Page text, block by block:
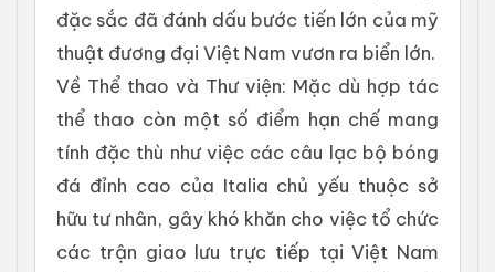
đặc sắc đã đánh dấu bước tiến lớn của mỹ
thuật đương đại Việt Nam vươn ra biển lớn.
Về Thể thao và Thư viện: Mặc dù hợp tác
thể thao còn một số điểm hạn chế mang
tính đặc thù như việc các câu lạc bộ bóng
đá đỉnh cao của Italia chủ yếu thuộc sở
hữu tư nhân, gây khó khăn cho việc tổ chức
các trận giao lưu trực tiếp tại Việt Nam